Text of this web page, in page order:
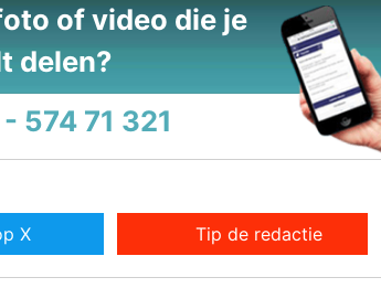
of video die je
delen?
574 71 321
X Tip de redactie